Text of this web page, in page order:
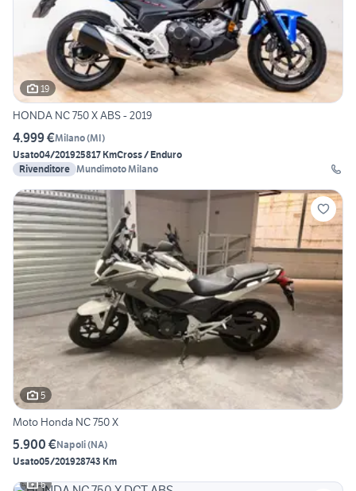
19
HONDA NC 750 X ABS - 2019
4.999 €Milano(MI)
Usato04/201925817 KmCross / Enduro
Rivenditore Mundimoto Milano
5
Moto Honda NC 750 X
5.900 €Napoli(NA)
Usato05/201928743 Km
6